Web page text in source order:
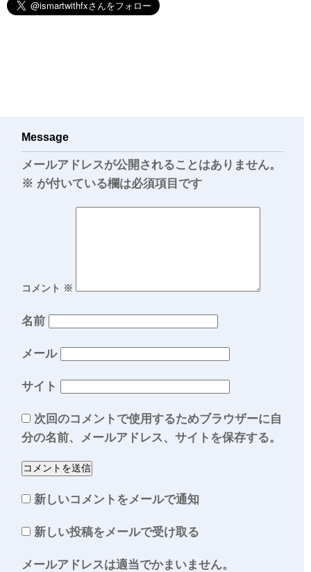
Message
メールアドレスが公開されることはありません。
※ が付いている欄は必須項目です
コメント ※
名前
メール
サイト
次回のコメントで使用するためブラウザーに自
分の名前、メールアドレス、サイトを保存する。
新しいコメントをメールで通知
新しい投稿をメールで受け取る
メールアドレスは適当でかまいません。